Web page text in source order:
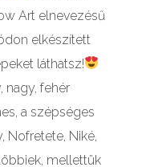
Art elnevezésű
elkészített
láthatsz!
nagy, fehér
a szépséges
Nofretete, Niké,
mellettük